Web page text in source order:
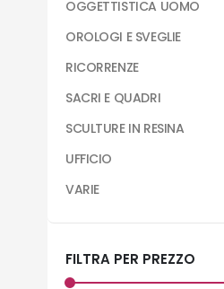
OGGETTISTICA UOMO
OROLOGI E SVEGLIE
RICORRENZE
SACRI E QUADRI
SCULTURE IN RESINA
UFFICIO
VARIE
FILTRA PER PREZZO